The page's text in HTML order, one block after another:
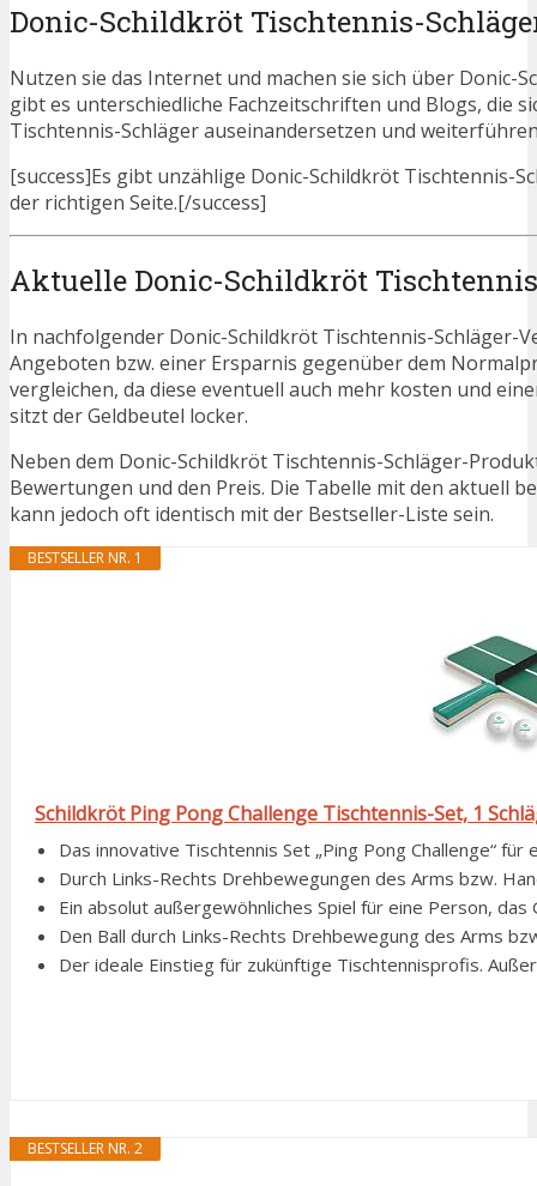
Donic-Schildkröt Tischtennis-
Nutzen sie das Internet und machen sie sich über Donic-
gibt es unterschiedliche Fachzeitschriften und Blogs, die
Tischtennis-Schläger auseinandersetzen und
[success]Es gibt unzählige Donic-Schildkröt Tischtennis-
der richtigen Seite.[/success]
Aktuelle Donic-Schildkröt
In nachfolgender Donic-Schildkröt Tischtennis-Schläger-
Angeboten bzw. einer Ersparnis gegenüber dem
vergleichen, da diese eventuell auch mehr kosten und
sitzt der Geldbeutel locker.
Neben dem Donic-Schildkröt Tischtennis-Schläger-
Bewertungen und den Preis. Die Tabelle mit den aktuell
kann jedoch oft identisch mit der Bestseller-Liste sein.
BESTSELLER NR. 1
Schildkröt Ping Pong Challenge Tischtennis-Set, 1
Das innovative Tischtennis Set „Ping Pong Challenge“
Durch Links-Rechts Drehbewegungen des Arms bzw.
Ein absolut außergewöhnliches Spiel für eine Person,
Den Ball durch Links-Rechts Drehbewegung des Arms
Der ideale Einstieg für zukünftige Tischtennisprofis.
BESTSELLER NR. 2